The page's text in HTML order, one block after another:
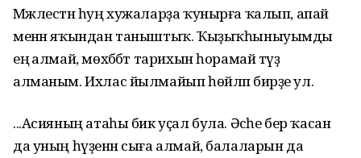
Мәжлестән һуң хужаларҙа ҡунырға ҡалып, апай
менән яҡындан таныштыҡ. Ҡыҙыҡһыныуымды
еңә алмай, мөхәббәт тарихын һорамай түҙә
алманым. Ихлас йылмайып һөйләп бирҙе ул.
...Асияның атаһы бик уҫал була. Әсәһе бер ҡасан
да уның һүҙенән сыға алмай, балаларын да